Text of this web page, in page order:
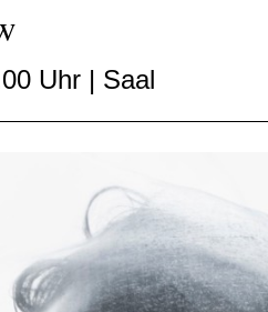
Uhr | Saal